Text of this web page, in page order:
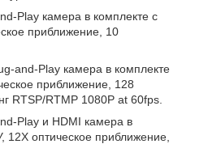
Play камера в комплекте с
приближение, 10
and-Play камера в комплекте
приближение, 128
RTSP/RTMP 1080P at 60fps.
Play и HDMI камера в
12X оптическое приближение,